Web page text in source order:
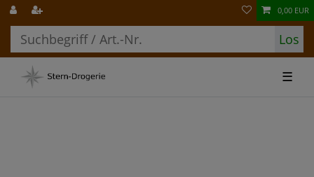
Los
0,00 EUR
☰